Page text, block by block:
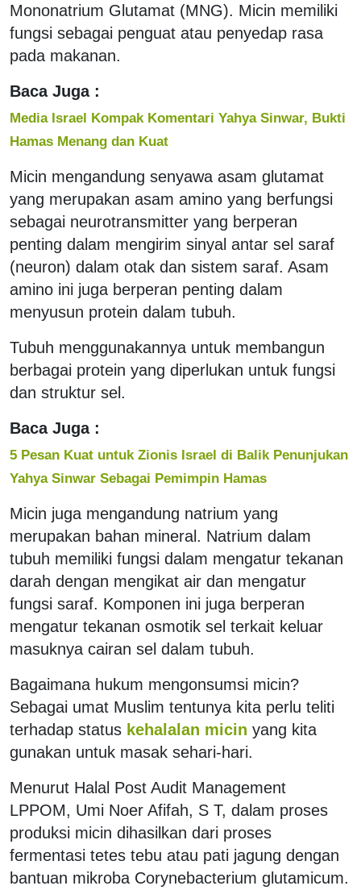
Mononatrium Glutamat (MNG). Micin memiliki
fungsi sebagai penguat atau penyedap rasa
pada makanan.
Baca Juga :
Media Israel Kompak Komentari Yahya Sinwar, Bukti
Hamas Menang dan Kuat
Micin mengandung senyawa asam glutamat
yang merupakan asam amino yang berfungsi
sebagai neurotransmitter yang berperan
penting dalam mengirim sinyal antar sel saraf
(neuron) dalam otak dan sistem saraf. Asam
amino ini juga berperan penting dalam
menyusun protein dalam tubuh.
Tubuh menggunakannya untuk membangun
berbagai protein yang diperlukan untuk fungsi
dan struktur sel.
Baca Juga :
5 Pesan Kuat untuk Zionis Israel di Balik Penunjukan
Yahya Sinwar Sebagai Pemimpin Hamas
Micin juga mengandung natrium yang
merupakan bahan mineral. Natrium dalam
tubuh memiliki fungsi dalam mengatur tekanan
darah dengan mengikat air dan mengatur
fungsi saraf. Komponen ini juga berperan
mengatur tekanan osmotik sel terkait keluar
masuknya cairan sel dalam tubuh.
Bagaimana hukum mengonsumsi micin?
Sebagai umat Muslim tentunya kita perlu teliti
terhadap status kehalalan micin yang kita
gunakan untuk masak sehari-hari.
Menurut Halal Post Audit Management
LPPOM, Umi Noer Afifah, S T, dalam proses
produksi micin dihasilkan dari proses
fermentasi tetes tebu atau pati jagung dengan
bantuan mikroba Corynebacterium glutamicum.